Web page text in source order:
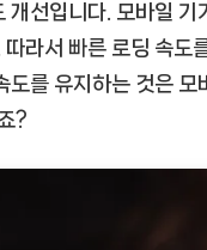
개선입니다. 모바일
라서 빠른 로딩 속도
도를 유지하는 것은
?